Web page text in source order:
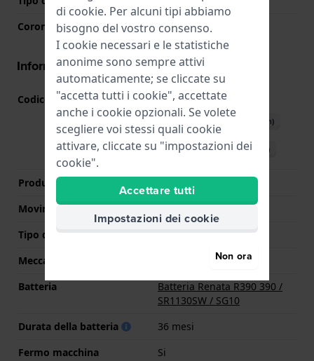
Corona
Corona da estrarre
Informazioni del movimento
Codice Movimento SW-SUO(Vedi specifiche
Scarica il manuale (English)
Scarica il manuale (Italian)
Produttore Movimento
Movimento svizzero
Si
Tipo di display
Analogico
Meccanismo
Batteria
Batteria Renata R390 390 /
SR1130SW / SG10
Durata della batteria
36 mesi
Fermo macchina
Si
di cookie. Per alcuni tipi abbiamo
bisogno del vostro consenso.
I cookie necessari e le statistiche
anonime sono sempre attivi
automaticamente; se cliccate su
"accetta tutti i cookie", accettate
anche i cookie opzionali. Se volete
scegliere voi stessi quali cookie
attivare, cliccate su "impostazioni dei
cookie".
Accettare tutti
Impostazioni dei cookie
Non ora